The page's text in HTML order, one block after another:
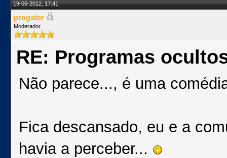
19-06-2012, 17:41
progster
Moderador
RE: Programas
Não parece..., é uma
Fica descansado, eu e a
havia a perceber...